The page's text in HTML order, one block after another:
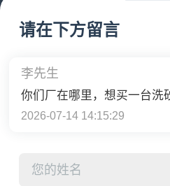
请在下方留言
2026-07-13 17:21:42
李先生
你们厂在哪里，想买一台洗
2026-07-14 14:15:29
咨询一下大型石子粉碎机的